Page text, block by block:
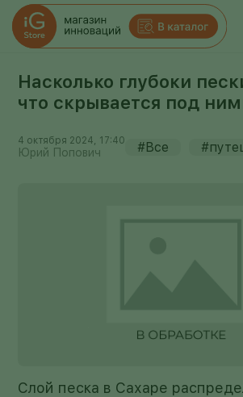
Насколько глубоки
что скрывается под
4 октября 2024, 17:40
Юрий Попович #Все
Слой песка в Сахаре